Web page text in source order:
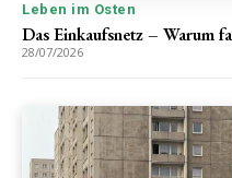
Leben im Osten
Das Einkaufsnetz – Warum
28/07/2026